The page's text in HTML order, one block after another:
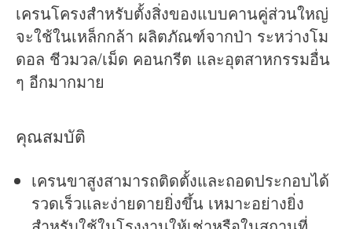
เครนโครงสำหรับตั้งสิ่งของแบบคานคู่ส่วนใหญ่
จะใช้ในเหล็กกล้า ผลิตภัณฑ์จากป่า ระหว่างโม
ดอล ชีวมวล/เม็ด คอนกรีต และอุตสาหกรรมอื่น
ๆ อีกมากมาย
คุณสมบัติ
เครนขาสูงสามารถติดตั้งและถอดประกอบได้
รวดเร็วและง่ายดายยิ่งขึ้น เหมาะอย่างยิ่ง